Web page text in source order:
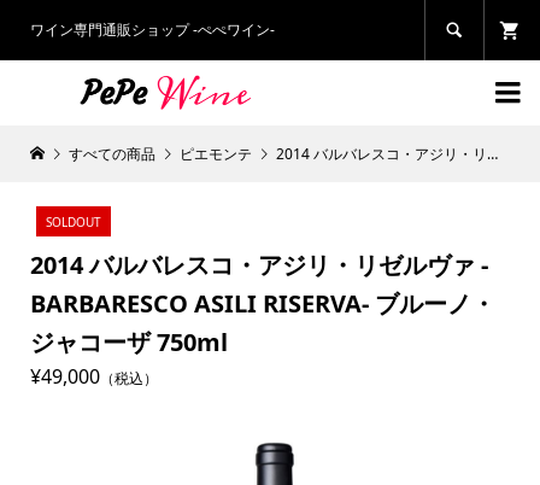
ワイン専門通販ショップ -ぺぺワイン- 

すべての商品 ピエモンテ 2014 バルバレスコ・アジリ・リゼルヴァ -BARBARESCO ASILI RISERVA- ブルーノ・ジャコーザ 750ml
SOLDOUT
2014 バルバレスコ・アジリ・リゼルヴァ -
BARBARESCO ASILI RISERVA- ブルーノ・
ジャコーザ 750ml
¥49,000（税込）